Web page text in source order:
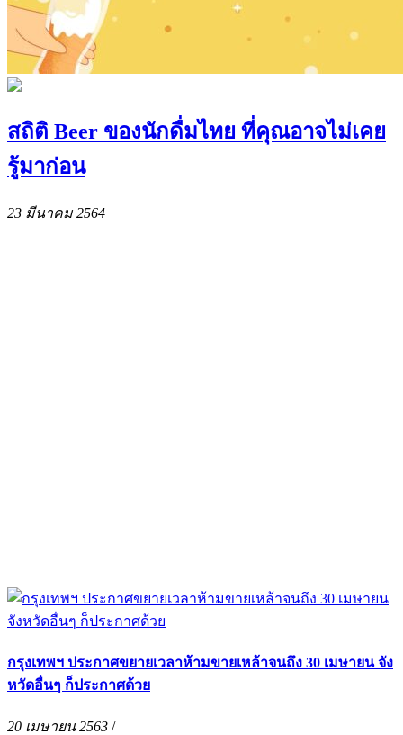
สถิติ Beer ของนักดื่มไทย ที่คุณอาจไม่เคย
รู้มาก่อน
23 มีนาคม 2564
กรุงเทพฯ ประกาศขยายเวลาห้ามขายเหล้าจนถึง 30 เมษายน จัง
หวัดอื่นๆ ก็ประกาศด้วย
20 เมษายน 2563 /